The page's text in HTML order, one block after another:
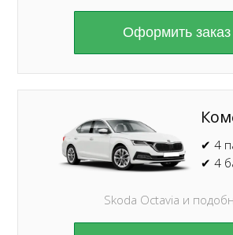
Оформить заказ
Skoda Octavia и
✔ 4
✔ 4